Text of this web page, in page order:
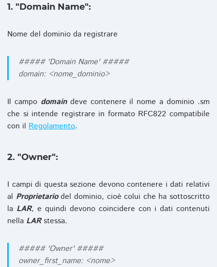
1. "Domain Name":
Nome del dominio da registrare
##### 'Domain Name' #####
domain: <nome_dominio>
Il campo domaindeve contenere il nome a dominio .sm
che si intende registrare in formato RFC822 compatibile
con il Regolamento.
2. "Owner":
I campi di questa sezione devono contenere i dati relativi
al Proprietariodel dominio, cioè colui che ha sottoscritto
la LAR, e quindi devono coincidere con i dati contenuti
nella LARstessa.
##### 'Owner' #####
owner_first_name: <nome>